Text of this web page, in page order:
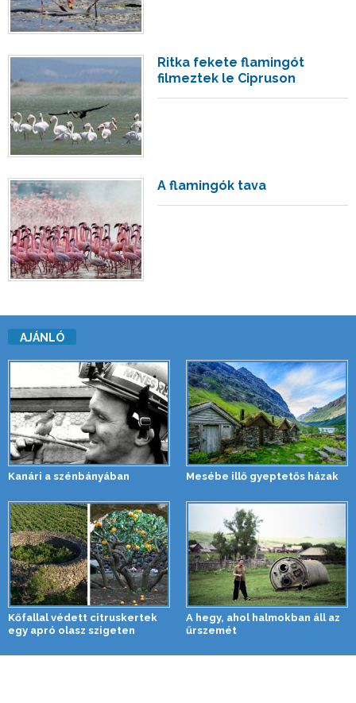
Ritka fekete flamingót
filmeztek le Cipruson
A flamingók tava
AJÁNLÓ
Kanári a szénbányában Mesébe illő gyeptetős házak
Kőfallal védett citruskertek
egy apró olasz szigeten
A hegy, ahol halmokban áll az
űrszemét